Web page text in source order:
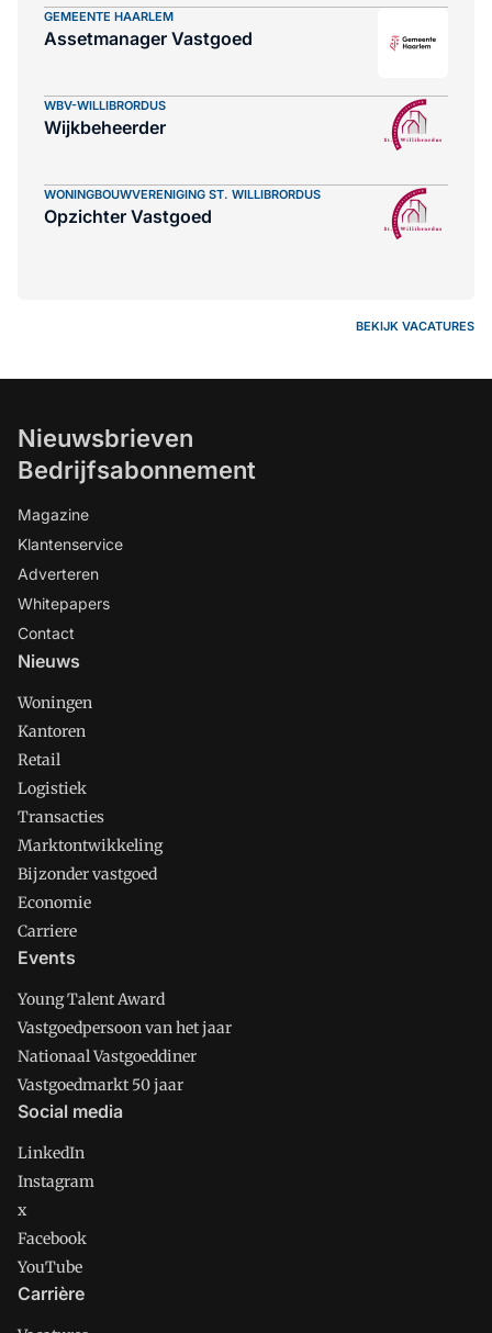
GEMEENTE HAARLEM
Assetmanager Vastgoed
WBV-WILLIBRORDUS
Wijkbeheerder
WONINGBOUWVERENIGING ST. WILLIBRORDUS
Opzichter Vastgoed
BEKIJK VACATURES
Nieuwsbrieven
Bedrijfsabonnement
Magazine
Klantenservice
Adverteren
Whitepapers
Contact
Nieuws
Woningen
Kantoren
Retail
Logistiek
Transacties
Marktontwikkeling
Bijzonder vastgoed
Economie
Carriere
Events
Young Talent Award
Vastgoedpersoon van het jaar
Nationaal Vastgoeddiner
Vastgoedmarkt 50 jaar
Social media
LinkedIn
Instagram
x
Facebook
YouTube
Carrière